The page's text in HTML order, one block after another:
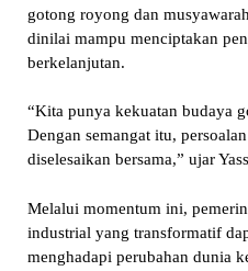
gotong royong dan
dinilai mampu menciptakan
berkelanjutan.
“Kita punya kekuatan budaya
Dengan semangat itu,
diselesaikan bersama,” ujar
Melalui momentum ini,
industrial yang transformatif
menghadapi perubahan dunia